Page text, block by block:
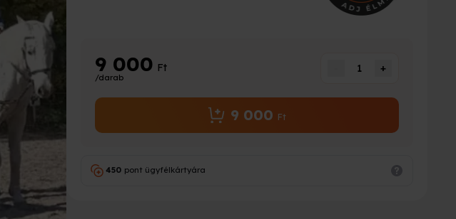
9 000Ft
/darab
1 +
9 000 Ft
450 pont ügyfélkártyára